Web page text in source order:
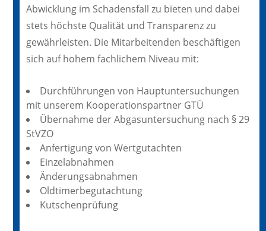
Abwicklung im Schadensfall zu bieten und dabei
stets höchste Qualität und Transparenz zu
gewährleisten. Die Mitarbeitenden beschäftigen
sich auf hohem fachlichem Niveau mit:
Durchführungen von Hauptuntersuchungen
mit unserem Kooperationspartner GTÜ
Übernahme der Abgasuntersuchung nach § 29
StVZO
Anfertigung von Wertgutachten
Einzelabnahmen
Änderungsabnahmen
Oldtimerbegutachtung
Kutschenprüfung